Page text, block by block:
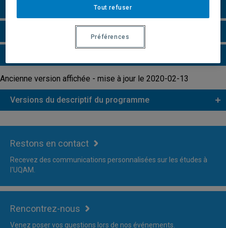
Remarques et règlements
Ancienne version affichée - mise à jour le 2020-02-13
Versions du descriptif du programme
Restons en contact
Recevez des communications personnalisées sur les études à
l'UQAM.
Rencontrez-nous
Venez poser vos questions lors de nos événements.
Tout refuser
Préférences